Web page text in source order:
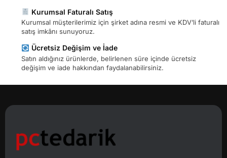
Kurumsal Faturalı Satış
Kurumsal müşterilerimiz için şirket adına resmi ve KDV’li faturalı
satış imkânı sunuyoruz.
Ücretsiz Değişim ve İade
Satın aldığınız ürünlerde, belirlenen süre içinde ücretsiz
değişim ve iade hakkından faydalanabilirsiniz.